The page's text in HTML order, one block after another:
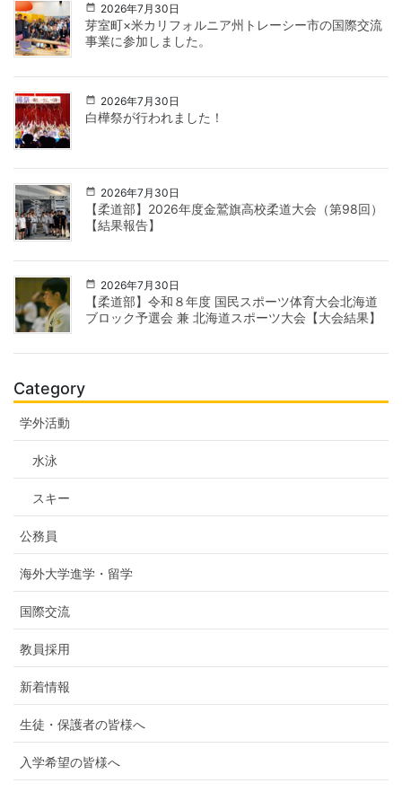
2026年7月30日
芽室町×米カリフォルニア州トレーシー市の国際交流
事業に参加しました。
2026年7月30日
白樺祭が行われました！
2026年7月30日
【柔道部】2026年度金鷲旗高校柔道大会（第98回）
【結果報告】
2026年7月30日
【柔道部】令和８年度 国民スポーツ体育大会北海道
ブロック予選会 兼 北海道スポーツ大会【大会結果】
Category
学外活動
水泳
スキー
公務員
海外大学進学・留学
国際交流
教員採用
新着情報
生徒・保護者の皆様へ
入学希望の皆様へ